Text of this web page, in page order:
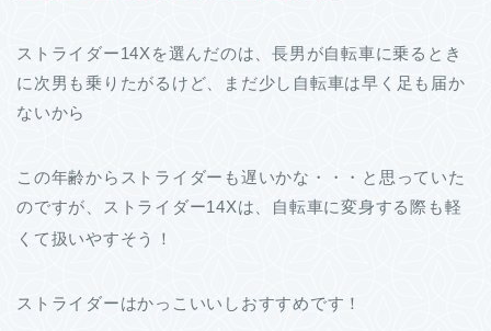
ストライダー14Xを選んだのは、長男が自転車に乗るとき
に次男も乗りたがるけど、まだ少し自転車は早く足も届か
ないから
この年齢からストライダーも遅いかな・・・と思っていた
のですが、ストライダー14Xは、自転車に変身する際も軽
くて扱いやすそう
！
ストライダーはかっこいいしおすすめです！